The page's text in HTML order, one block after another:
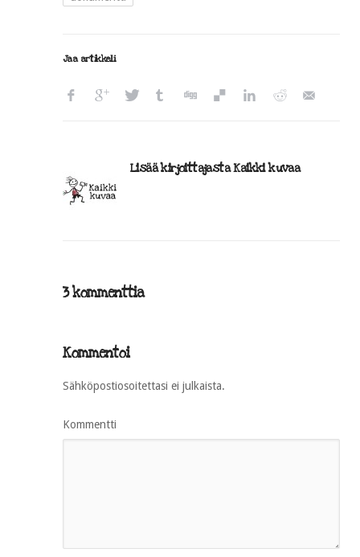
Jaa artikkeli
Lisää kirjoittajasta Kaikki kuvaa
3 kommenttia
Kommentoi
Sähköpostiosoitettasi ei julkaista.
Kommentti